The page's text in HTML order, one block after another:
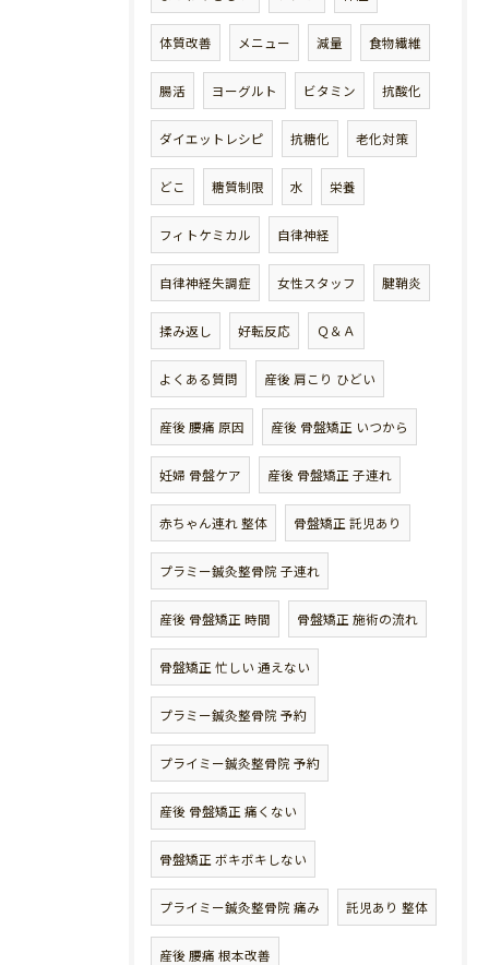
体質改善 メニュー 減量 食物繊維
腸活 ヨーグルト ビタミン 抗酸化
ダイエットレシピ 抗糖化 老化対策
どこ 糖質制限 水 栄養
フィトケミカル 自律神経
自律神経失調症 女性スタッフ 腱鞘炎
揉み返し 好転反応 Ｑ＆Ａ
よくある質問 産後 肩こり ひどい
産後 腰痛 原因 産後 骨盤矯正 いつから
妊婦 骨盤ケア 産後 骨盤矯正 子連れ
赤ちゃん連れ 整体 骨盤矯正 託児あり
プラミー鍼灸整骨院 子連れ
産後 骨盤矯正 時間 骨盤矯正 施術の流れ
骨盤矯正 忙しい 通えない
プラミー鍼灸整骨院 予約
プライミー鍼灸整骨院 予約
産後 骨盤矯正 痛くない
骨盤矯正 ボキボキしない
プライミー鍼灸整骨院 痛み 託児あり 整体
産後 腰痛 根本改善